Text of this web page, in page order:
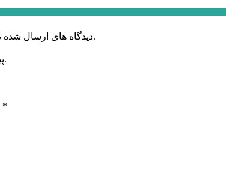
دیدگاه های ارسال شده توسط شما، پس از تایید توسط خبرگزاری الف در وب منتشر خواهد شد.
پیام هایی که به غیر از زبان فارسی یا غیر مرتبط باشد منتشر نخواهد شد.
*